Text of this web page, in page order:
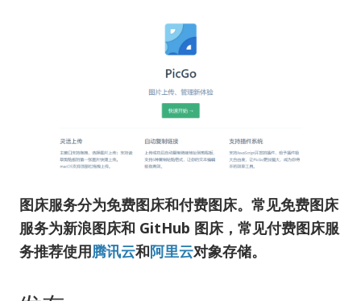
图床服务分为免费图床和付费图床。常见免费图床
服务为新浪图床和 GitHub 图床，常见付费图床服
务推荐使用腾讯云和阿里云对象存储。